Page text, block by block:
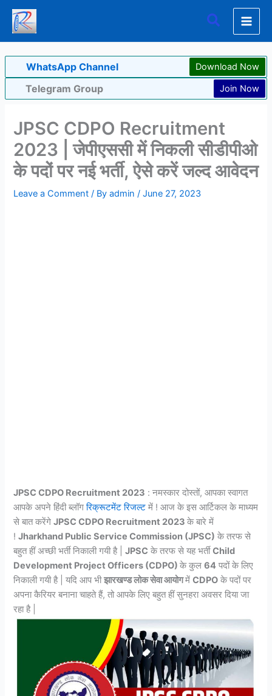
Skip
content
Search
WhatsApp Channel Download Now
Telegram Group Join Now
JPSC CDPO Recruitment
2023 | जेपीएससी में निकली सीडीपीओ
के पदों पर नई भर्ती, ऐसे करें जल्द आवेदन
Leave a Comment / Byadmin/June 27, 2023
JPSC CDPO Recruitment 2023 : नमस्कार दोस्तों, आपका स्वागत
आपके अपने हिंदी ब्लॉगरिक्रूटमेंट रिजल्टमें ! आज के इस आर्टिकल के माध्यम
से बात करेंगेJPSC CDPO Recruitment 2023 के बारे में
!Jharkhand Public Service Commission (JPSC) के तरफ से
बहुत हीं अच्छी भर्ती निकाली गयी है |JPSC के तरफ से यह भर्तीChild
Development Project Officers (CDPO)के कुल64 पदों के लिए
निकाली गयी है | यदि आप भीझारखण्ड लोक सेवा आयोगमेंCDPO के पदों पर
अपना कैरियर बनाना चाहते हैं, तो आपके लिए बहुत हीं सुनहरा अवसर दिया जा
रहा है |